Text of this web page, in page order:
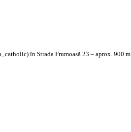
în Strada Frumoasă 23 – aprox. 900 m